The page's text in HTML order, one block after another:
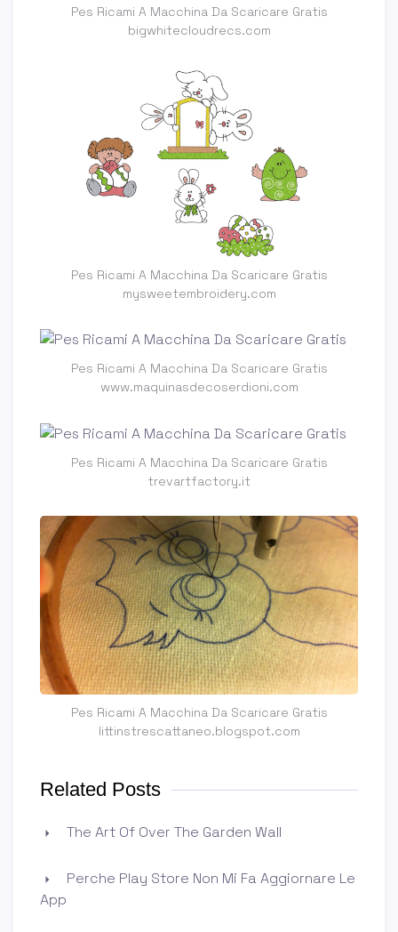
Pes Ricami A Macchina Da Scaricare Gratis
bigwhitecloudrecs.com
Pes Ricami A Macchina Da Scaricare Gratis
mysweetembroidery.com
Pes Ricami A Macchina Da Scaricare Gratis
www.maquinasdecoserdioni.com
Pes Ricami A Macchina Da Scaricare Gratis
trevartfactory.it
Pes Ricami A Macchina Da Scaricare Gratis
littinstrescattaneo.blogspot.com
Related Posts
The Art Of Over The Garden Wall
Perche Play Store Non Mi Fa Aggiornare Le
App